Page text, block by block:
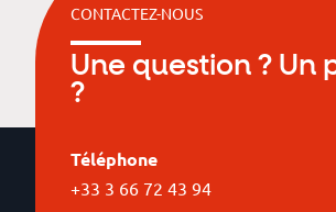
CONTACTEZ-NOUS
Une question ? Un
?
Téléphone
+33 3 66 72 43 94